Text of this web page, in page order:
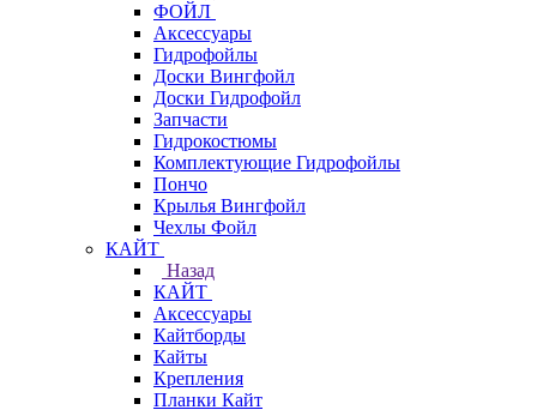
ФОЙЛ
Аксессуары
Гидрофойлы
Доски Вингфойл
Доски Гидрофойл
Запчасти
Гидрокостюмы
Комплектующие Гидрофойлы
Пончо
Крылья Вингфойл
Чехлы Фойл
КАЙТ
Назад
КАЙТ
Аксессуары
Кайтборды
Кайты
Крепления
Планки Кайт